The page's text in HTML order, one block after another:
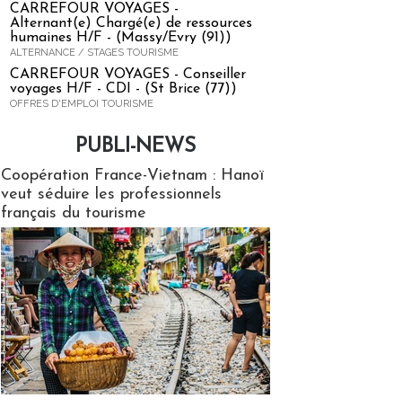
CARREFOUR VOYAGES -
Alternant(e) Chargé(e) de ressources
humaines H/F - (Massy/Evry (91))
ALTERNANCE / STAGES TOURISME
CARREFOUR VOYAGES - Conseiller
voyages H/F - CDI - (St Brice (77))
OFFRES D'EMPLOI TOURISME
PUBLI-NEWS
Coopération France-Vietnam : Hanoï
veut séduire les professionnels
français du tourisme